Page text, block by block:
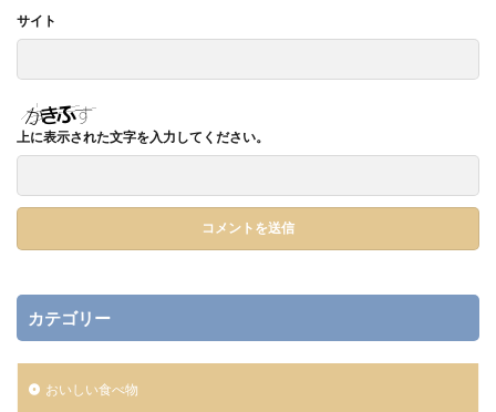
サイト
上に表示された文字を入力してください。
カテゴリー
おいしい食べ物